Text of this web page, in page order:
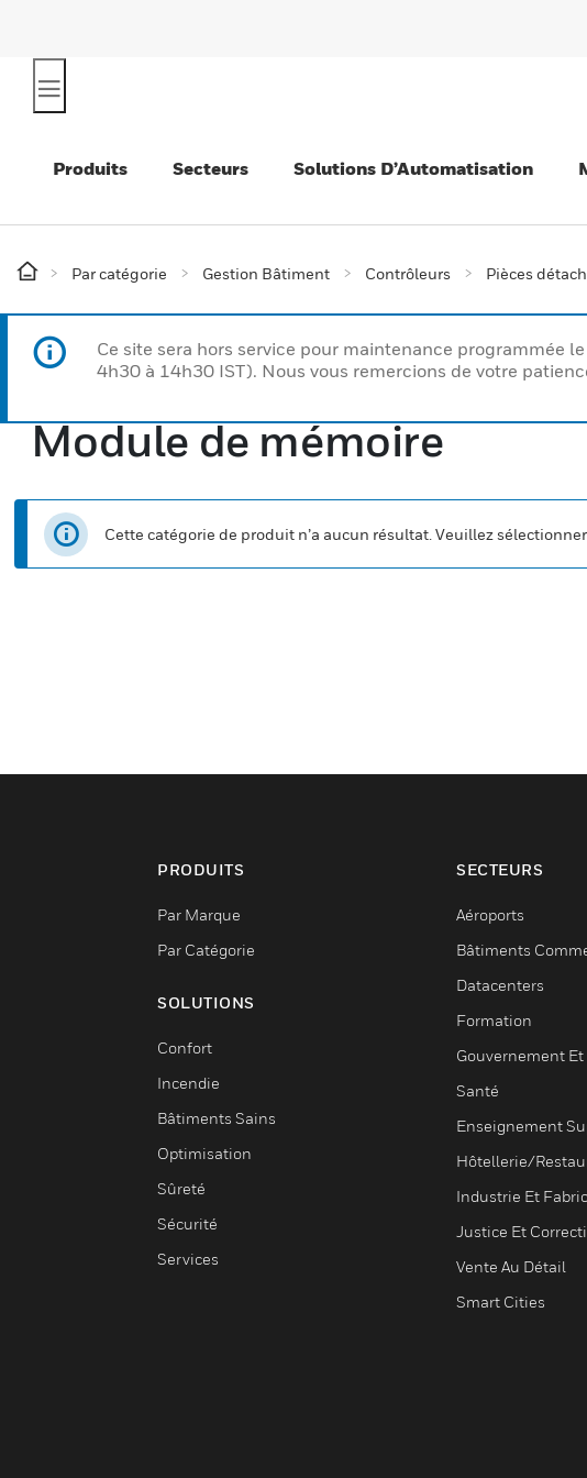
Produits Secteurs Solutions D’Automatisation
Par catégorie Gestion Bâtiment Contrôleurs Pièces
Ce site sera hors service pour maintenance programmée
4h30 à 14h30 IST). Nous vous remercions de votre
Module de mémoire
Cette catégorie de produit n’a aucun résultat. Veuillez
PRODUITS
Par Marque
Par Catégorie
SOLUTIONS
Confort
Incendie
Bâtiments Sains
Optimisation
Sûreté
Sécurité
Services
SECTEURS
Aéroports
Bâtiments
Datacenters
Formation
Gouvernement
Santé
Enseignement
Hôtellerie/
Industrie Et
Justice Et
Vente Au Détail
Smart Cities